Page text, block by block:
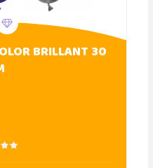
BRILLANT 30